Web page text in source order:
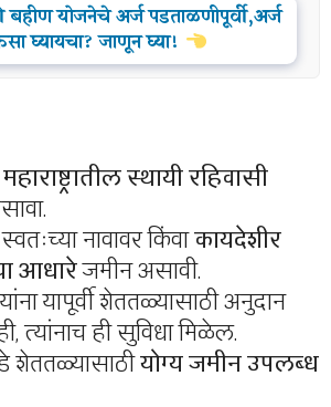
बहीण योजनेचे अर्ज पडताळणीपूर्वी,अर्ज
घ्यायचा? जाणून घ्या!
महाराष्ट्रातील स्थायी रहिवासी
नावावर किंवाकायदेशीर
आधारेजमीन असावी.
यापूर्वी शेततळ्यासाठी अनुदान
त्यांनाच ही सुविधा मिळेल.
शेततळ्यासाठीयोग्य जमीन उपलब्ध